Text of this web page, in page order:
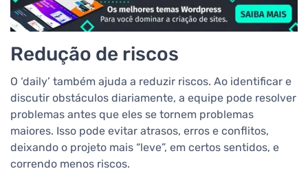
Redução de riscos
O ‘daily’ também ajuda a reduzir riscos. Ao identificar e
discutir obstáculos diariamente, a equipe pode resolver
problemas antes que eles se tornem problemas
maiores. Isso pode evitar atrasos, erros e conflitos,
deixando o projeto mais “leve”, em certos sentidos, e
correndo menos riscos.